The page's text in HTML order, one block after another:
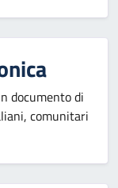
documento di
comunitari